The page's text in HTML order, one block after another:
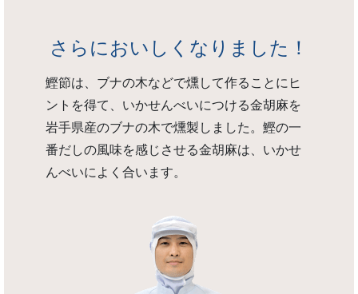
さらにおいしくなりました！
鰹節は、ブナの木などで燻して作ることにヒ
ントを得て、いかせんべいにつける金胡麻を
岩手県産のブナの木で燻製しました。鰹の一
番だしの風味を感じさせる金胡麻は、いかせ
んべいによく合います。